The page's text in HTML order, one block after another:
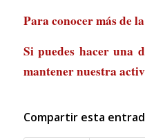
Para conocer más de
Si puedes hacer una
mantener nuestra
Compartir esta